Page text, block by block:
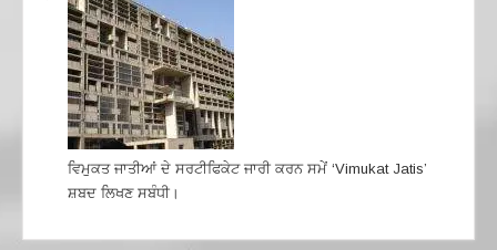
ਵਿਮੁਕਤ ਜਾਤੀਆਂ ਦੇ ਸਰਟੀਫਿਕੇਟ ਜਾਰੀ ਕਰਨ ਸਮੇਂ ‘Vimukat Jatis’
ਸ਼ਬਦ ਲਿਖਣ ਸਬੰਧੀ।